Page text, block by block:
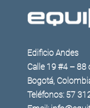
Edificio Andes
Calle 19 #4 – 88
Bogotá,
Teléfonos: 57